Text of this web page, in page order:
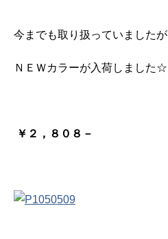
今までも取り扱っていましたが
ＮＥＷカラーが入荷しました☆
￥２，８０８－